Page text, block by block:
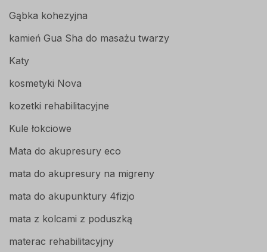
Gąbka kohezyjna
kamień Gua Sha do masażu twarzy
Katy
kosmetyki Nova
kozetki rehabilitacyjne
Kule łokciowe
Mata do akupresury eco
mata do akupresury na migreny
mata do akupunktury 4fizjo
mata z kolcami z poduszką
materac rehabilitacyjny